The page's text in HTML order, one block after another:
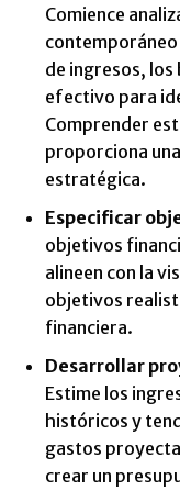
Comience
contemporáneo
de ingresos, los
efectivo para
Comprender
proporciona
estratégica.
Especificar
objetivos
alineen con la
objetivos
financiera.
Desarrollar
Estime los
históricos y
gastos
crear un